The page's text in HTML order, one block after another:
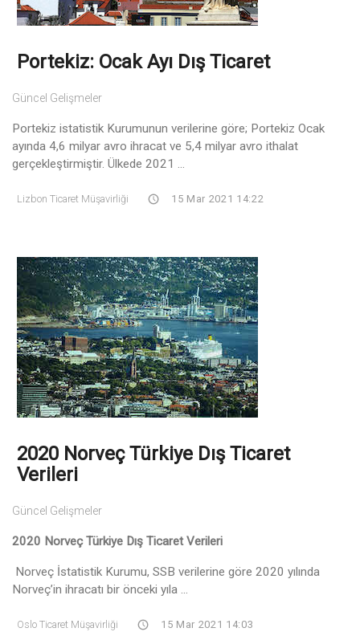
Portekiz: Ocak Ayı Dış Ticaret
Güncel Gelişmeler
Portekiz istatistik Kurumunun verilerine göre; Portekiz Ocak
ayında 4,6 milyar avro ihracat ve 5,4 milyar avro ithalat
gerçekleştirmiştir. Ülkede 2021 ...
Lizbon Ticaret Müşavirliği 15 Mar 2021 14:22
2020 Norveç Türkiye Dış Ticaret
Verileri
Güncel Gelişmeler
2020 Norveç Türkiye Dış Ticaret Verileri
Norveç İstatistik Kurumu, SSB verilerine göre 2020 yılında
Norveç’in ihracatı bir önceki yıla ...
Oslo Ticaret Müşavirliği 15 Mar 2021 14:03